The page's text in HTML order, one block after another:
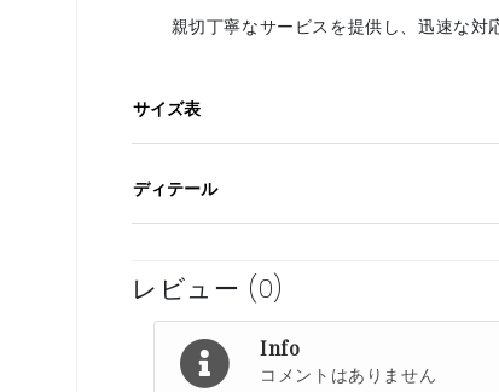
親切丁寧なサービスを提供し、迅速な対
サイズ表
ディテール
レビュー (0)
Info
コメントはありません